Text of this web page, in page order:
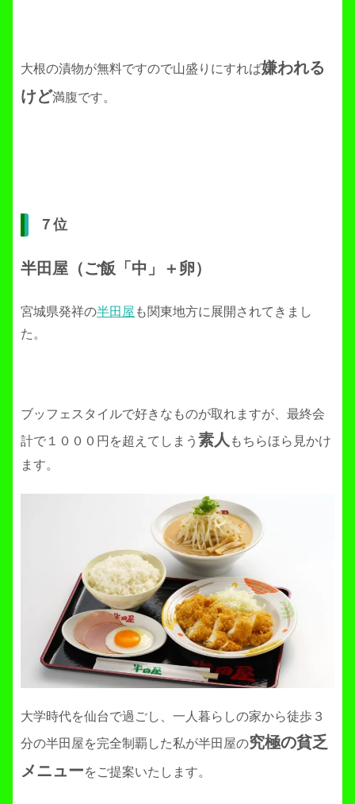
大根の漬物が無料ですので山盛りにすれば嫌われる
けど満腹です。
７位
半田屋（ご飯「中」＋卵）
宮城県発祥の半田屋 も関東地方に展開されてきまし
た。
ブッフェスタイルで好きなものが取れますが、最終会
計で１０００円を超えてしまう 素人 もちらほら見かけ
ます。
大学時代を仙台で過ごし、一人暮らしの家から徒歩３
分の半田屋を完全制覇した私が半田屋の究極の貧乏
メニューをご提案いたします。